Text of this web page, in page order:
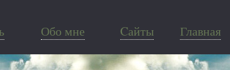
Обо мне Cайты Главная